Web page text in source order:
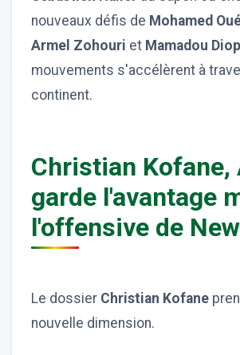
nouveaux défis de Mohamed
Armel Zohouri et Mamadou Diop
mouvements s'accélèrent à
continent.
Christian Kofane,
garde l'avantage
l'offensive de
Le dossier Christian Kofane
nouvelle dimension.